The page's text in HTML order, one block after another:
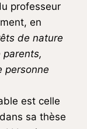
professeur
en
de nature
personne
est celle
dans sa thèse